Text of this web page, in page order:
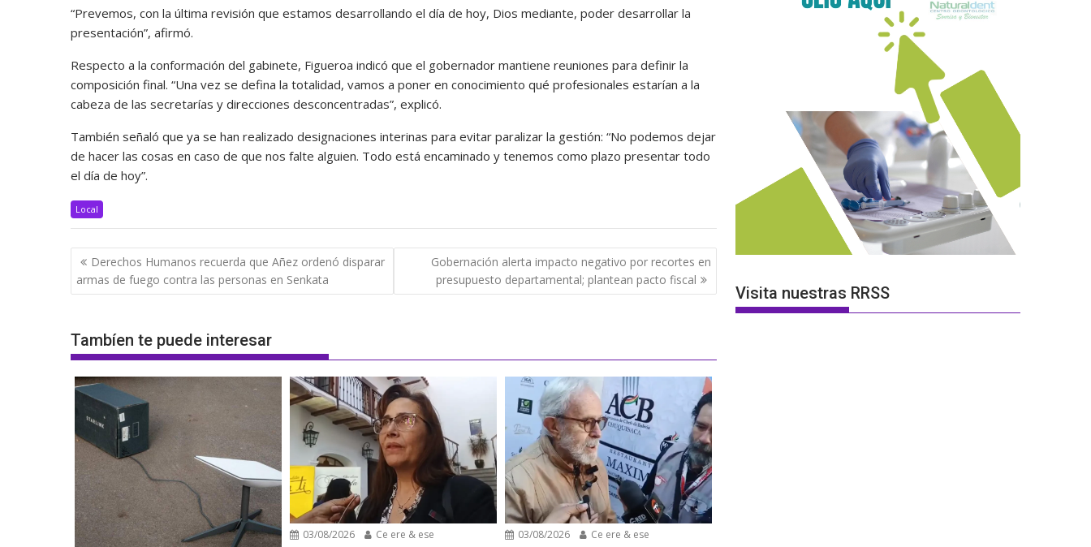
“Prevemos, con la última revisión que estamos desarrollando el día de hoy, Dios mediante, poder desarrollar la
presentación”, afirmó.
Respecto a la conformación del gabinete, Figueroa indicó que el gobernador mantiene reuniones para definir la
composición final. “Una vez se defina la totalidad, vamos a poner en conocimiento qué profesionales estarían a la
cabeza de las secretarías y direcciones desconcentradas”, explicó.
También señaló que ya se han realizado designaciones interinas para evitar paralizar la gestión: “No podemos dejar
de hacer las cosas en caso de que nos falte alguien. Todo está encaminado y tenemos como plazo presentar todo
el día de hoy”.
Local
Navegación
de
entradas
Derechos Humanos recuerda que Añez ordenó disparar
armas de fuego contra las personas en Senkata
Gobernación alerta impacto negativo por recortes en
presupuesto departamental; plantean pacto fiscal
Tambíen te puede interesar
03/08/2026 Ce ere & ese 03/08/2026 Ce ere & ese
Visita nuestras RRSS